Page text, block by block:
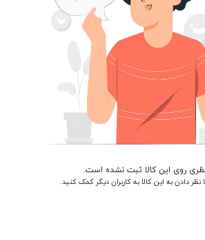
روی این کالا ثبت نشده است.
نظر دادن به این کالا به کاربران دیگر کمک کنید.